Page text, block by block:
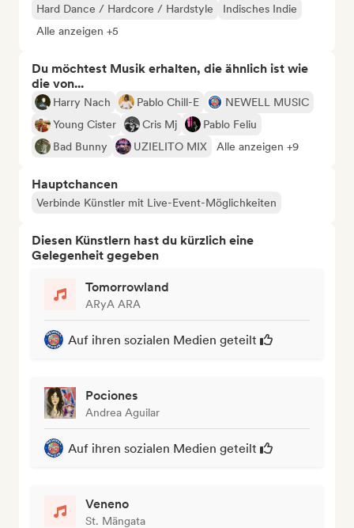
Hard Dance / Hardcore / Hardstyle
Indisches Indie
Alle anzeigen +5
Du möchtest Musik erhalten, die ähnlich ist wie
die von...
Harry Nach Pablo Chill-E
NEWELL MUSIC
Young Cister
Cris Mj
Pablo Feliu
Bad Bunny
UZIELITO MIX Alle anzeigen +9
Hauptchancen
Verbinde Künstler mit Live-Event-Möglichkeiten
Diesen Künstlern hast du kürzlich eine
Gelegenheit gegeben
Tomorrowland
ARyA ARA
Auf ihren sozialen Medien geteilt
Pociones
Andrea Aguilar
Auf ihren sozialen Medien geteilt
Veneno
St. Mängata